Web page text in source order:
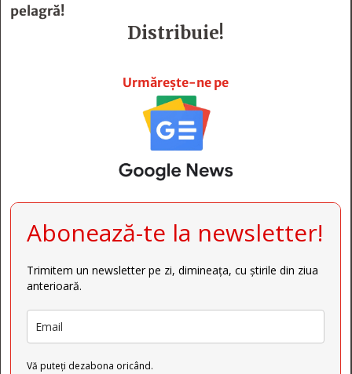
pelagră!
Distribuie!
Urmărește-ne pe
Abonează-te la newsletter!
Trimitem un newsletter pe zi, dimineața, cu știrile din ziua
anterioară.
Vă puteți dezabona oricând.